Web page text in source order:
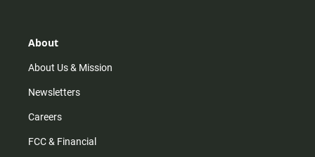
r
m
About
About Us & Mission
Newsletters
Careers
FCC & Financial